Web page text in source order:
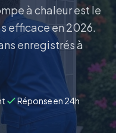
à chaleur est le
efficace en 2026.
enregistrés à
Réponse en 24h